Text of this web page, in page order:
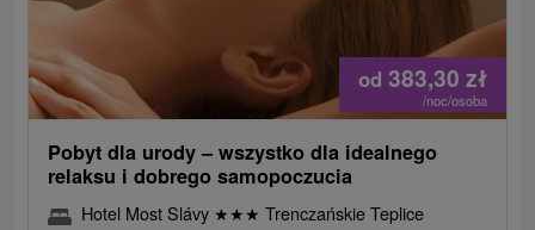
od 383,30 zł
/noc/osoba
Pobyt dla urody – wszystko dla idealnego
relaksu i dobrego samopoczucia
Hotel Most Slávy ★★★ Trenczańskie Teplice